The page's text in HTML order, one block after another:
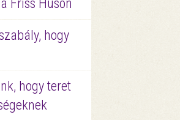
Friss Húson
hogy
hogy teret